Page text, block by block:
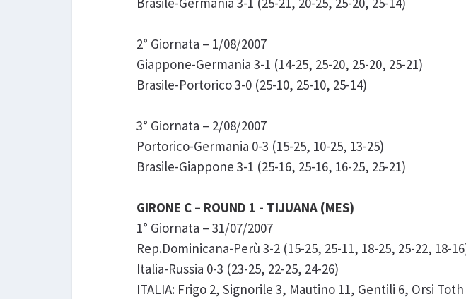
2° Giornata – 1/08/2007
Giappone-Germania 3-1 (14-25, 25-20, 25-20, 25-21)
Brasile-Portorico 3-0 (25-10, 25-10, 25-14)
3° Giornata – 2/08/2007
Portorico-Germania 0-3 (15-25, 10-25, 13-25)
Brasile-Giappone 3-1 (25-16, 25-16, 16-25, 25-21)
GIRONE C – ROUND 1 - TIJUANA (MES)
1° Giornata – 31/07/2007
Rep.Dominicana-Perù 3-2 (15-25, 25-11, 18-25, 25-22, 18-
Italia-Russia 0-3 (23-25, 22-25, 24-26)
ITALIA: Frigo 2, Signorile 3, Mautino 11, Gentili 6, Orsi